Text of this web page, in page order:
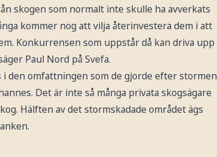
skogen som normalt inte skulle ha avverkats
kommer nog att vilja återinvestera dem i att
Konkurrensen som uppstår då kan driva upp
Paul Nord på Svefa.
den omfattningen som de gjorde efter stormen
Det är inte så många privata skogsägare
Hälften av det stormskadade området ägs